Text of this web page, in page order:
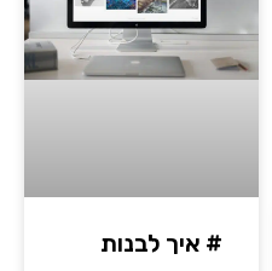
# איך לבנות